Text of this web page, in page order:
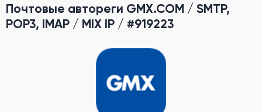
Почтовые автореги GMX.COM / SMTP,
POP3, IMAP / MIX IP / #919223